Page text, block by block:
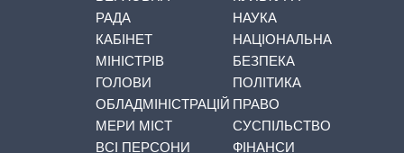
РАДА
КАБІНЕТ
МІНІСТРІВ
ГОЛОВИ
ОБЛАДМІНІСТРАЦІЙ
МЕРИ МІСТ
ВСІ ПЕРСОНИ
НАУКА
НАЦІОНАЛЬНА
БЕЗПЕКА
ПОЛІТИКА
ПРАВО
СУСПІЛЬСТВО
ФІНАНСИ